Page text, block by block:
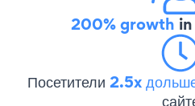
200% growth
Посетители 2.5x